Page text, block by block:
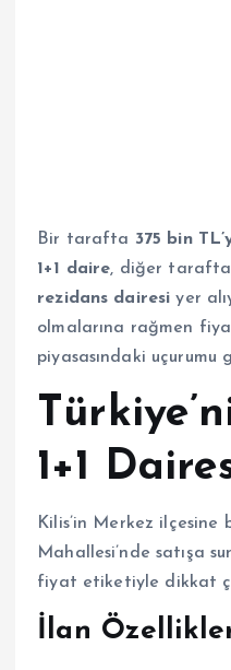
Bir tarafta 375 bin
1+1 daire, diğer tarafta
rezidans dairesi yer
olmalarına rağmen
piyasasındaki uçurumu
1+1
Kilis’in Merkez ilçesine
Mahallesi’nde satışa
fiyat etiketiyle dikkat
İlan